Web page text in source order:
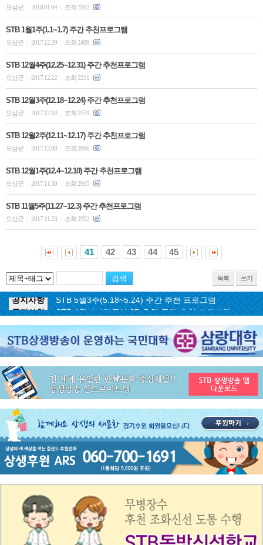
오삼균 2018.01.04 조회 3502
STB 1월1주(1.1~1.7) 주간 추천프로그램
오삼균 2017.12.29 조회 2489
STB 12월4주(12.25~12.31) 주간 추천프로그램
오삼균 2017.12.22 조회 2211
STB 12월3주(12.18~12.24) 주간 추천프로그램
오삼균 2017.12.14 조회 2579
STB 12월2주(12.11~12.17) 주간 추천프로그램
오삼균 2017.12.08 조회 2996
STB 12월1주(12.4~12.10) 주간 추천프로그램
오삼균 2017.11.30 조회 2965
STB 11월5주(11.27~12.3) 주간 추천프로그램
오삼균 2017.11.23 조회 2992
41 42 43 44 45
목록 쓰기
공지사항
ON AIR 서비스 장애 복구 안내
공지사항
STB 5월4주(5.25~5.31) 주간 추천 프로그램
공지사항
STB 5월3주(5.18~5.24) 주간 추천 프로그램
공지사항
STB 4월마지막주(4.27~5.3) 주간 추천 프로그램
공지사항
STB 4월4주(4.20~4.26) 주간 추천 프로그램
STB 4월2주(4.6~4.12) 주간 추천 프로그램
공지사항
STB 4월1주(3.30~4.5) 주간 추천 프로그램
공지사항
STB 3월4주(3.23~3.29) 주간 추천 프로그램